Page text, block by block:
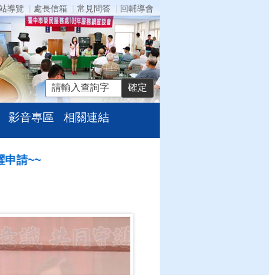
導覽 處長信箱 常見問答 回輔導會
影音專區 相關連結
~~